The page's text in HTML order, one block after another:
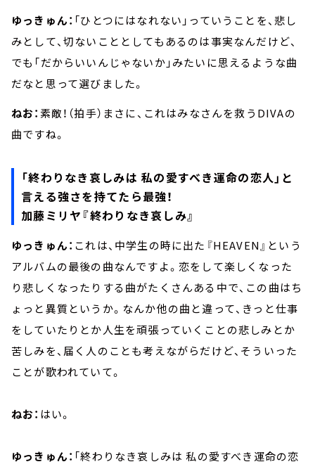
ゆっきゅん： 「ひとつにはなれない」っていうことを、悲し
みとして、切ないこととしてもあるのは事実なんだけど、
でも「だからいいんじゃないか」みたいに思えるような曲
だなと思って選びました。
ねお： 素敵！（拍手）まさに、これはみなさんを救うDIVAの
曲ですね。
「終わりなき哀しみは 私の愛すべき運命の恋人」と
言える強さを持てたら最強！
加藤ミリヤ『終わりなき哀しみ』
ゆっきゅん： これは、中学生の時に出た『HEAVEN』という
アルバムの最後の曲なんですよ。恋をして楽しくなった
り悲しくなったりする曲がたくさんある中で、この曲はち
ょっと異質というか。なんか他の曲と違って、きっと仕事
をしていたりとか人生を頑張っていくことの悲しみとか
苦しみを、届く人のことも考えながらだけど、そういった
ことが歌われていて。
ねお： はい。
ゆっきゅん： 「終わりなき哀しみは 私の愛すべき運命の恋